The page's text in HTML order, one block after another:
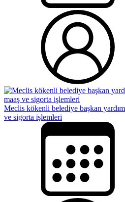
Meclis kökenli belediye başkan
ve sigorta işlemleri